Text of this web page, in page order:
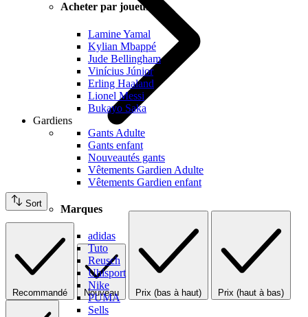
Acheter par joueur
Lamine Yamal
Kylian Mbappé
Jude Bellingham
Vinícius Júnior
Erling Haaland
Lionel Messi
Bukayo Saka
Gardiens
Gants Adulte
Gants enfant
Nouveautés gants
Vêtements Gardien Adulte
Vêtements Gardien enfant
Marques
adidas
Tuto
Reusch
Uhlsport
Nike
PUMA
Sells
Sort
Recommandé Nouveau Prix (bas à haut) Prix (haut à bas)